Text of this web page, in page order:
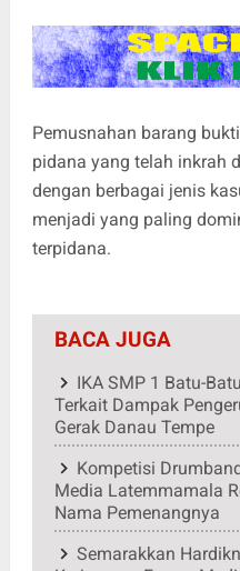
Pemusnahan barang
pidana yang telah inkrah
dengan berbagai jenis
menjadi yang paling
terpidana.
BACA JUGA
IKA SMP 1 Batu-
Terkait Dampak
Gerak Danau Tempe
Kompetisi
Media Latemmamala
Nama Pemenangnya
Semarakkan